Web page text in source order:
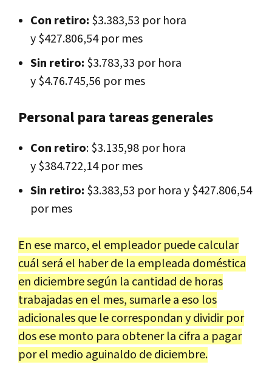
Con retiro: $3.383,53 por hora
y $427.806,54 por mes
Sin retiro: $3.783,33 por hora
y $4.76.745,56 por mes
Personal para tareas generales
Con retiro: $3.135,98 por hora
y $384.722,14 por mes
Sin retiro: $3.383,53 por hora y $427.806,54
por mes
En ese marco, el empleador puede calcular
cuál será el haber de la empleada doméstica
en diciembre según la cantidad de horas
trabajadas en el mes, sumarle a eso los
adicionales que le correspondan y dividir por
dos ese monto para obtener la cifra a pagar
por el medio aguinaldo de diciembre.